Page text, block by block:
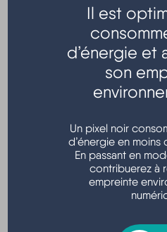
Transports -
Argent - Impôts -
Il est
d’énergie et
son
Un pixel noir
d’énergie en moins
En passant en
contribuerez à
empreinte